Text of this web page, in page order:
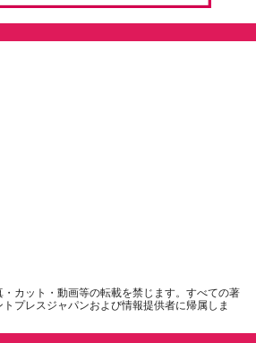
カット・動画等の転載を禁じます。すべての著
プレスジャパンおよび情報提供者に帰属しま